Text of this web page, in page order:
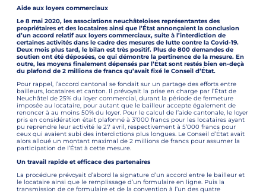
​Aide aux loyers commerciaux
Le 8 mai 2020, les associations neuchâteloises représentantes des
propriétaires et des locataires ainsi que l’État annonçaient la conclusion
d’un accord relatif aux loyers commerciaux, suite à l’interdiction de
certaines activités dans le cadre des mesures de lutte contre la Covid-19.
Deux mois plus tard, le bilan est très positif. Plus de 800 demandes de
soutien ont été déposées, ce qui démontre la pertinence de la mesure. En
outre, les moyens finalement dépensés par l’État sont restés bien en-deçà
du plafond de 2 millions de francs qu’avait fixé le Conseil d’État.
Pour rappel, l’accord cantonal se fondait sur un partage des efforts entre
bailleurs, locataires et canton. Il prévoyait la prise en charge par l’État de
Neuchâtel de 25% du loyer commercial, durant la période de fermeture
imposée au locataire, pour autant que le bailleur accepte également de
renoncer à au moins 50% du loyer. Pour le calcul de l’aide cantonale, le loyer
pris en considération était plafonné à 3’000 francs pour les locataires ayant
pu reprendre leur activité le 27 avril, respectivement à 5’000 francs pour
ceux qui avaient subi des interdictions plus longues. Le Conseil d’État avait
alors alloué un montant maximal de 2 millions de francs pour assumer la
participation de l’État à cette mesure.
Un travail rapide et efficace des partenaires
La procédure prévoyait d’abord la signature d’un accord entre le bailleur et
le locataire ainsi que le remplissage d’un formulaire en ligne. Puis la
transmission de ce formulaire et de la convention à l’un des quatre